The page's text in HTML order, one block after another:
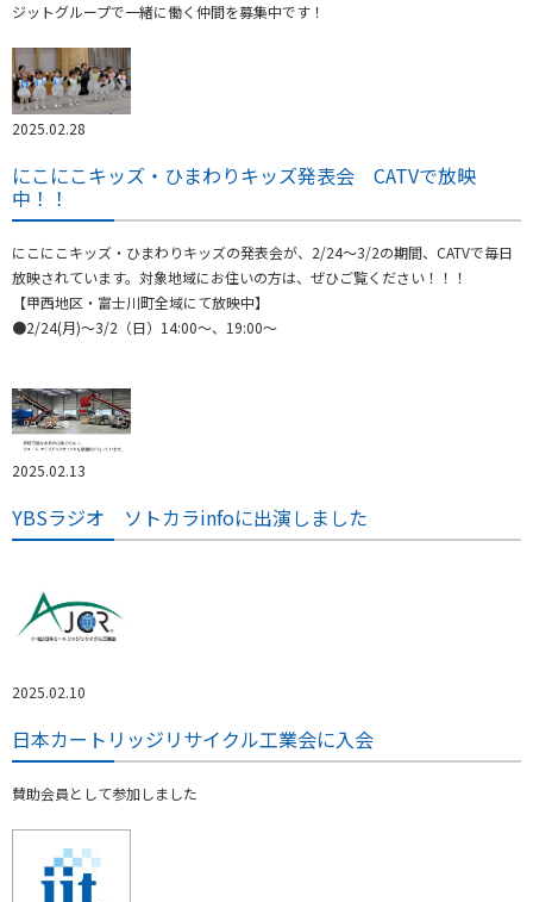
ジットグループで一緒に働く仲間を募集中です！
2025.02.28
にこにこキッズ・ひまわりキッズ発表会 CATVで放映
中！！
にこにこキッズ・ひまわりキッズの発表会が、2/24～3/2の期間、CATVで毎日
放映されています。対象地域にお住いの方は、ぜひご覧ください！！！
【甲西地区・富士川町全域にて放映中】
●2/24(月)～3/2（日）14:00～、19:00～
2025.02.13
YBSラジオ ソトカラinfoに出演しました
2025.02.10
日本カートリッジリサイクル工業会に入会
賛助会員として参加しました